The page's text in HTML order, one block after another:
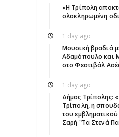
«Η Τρίπολη
ολοκληρωμένη
1 day ago
Μουσική βραδιά
Αδαμόπουλο και
στο Φεστιβάλ
1 day ago
Δήμος Τρίπολης:
Τρίπολη, η
του
Σαρή "Τα Στενά